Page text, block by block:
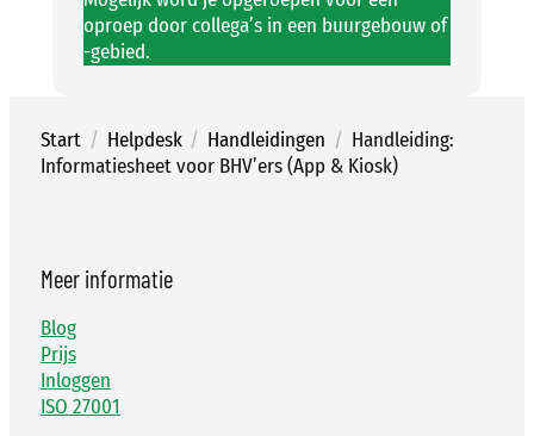
oproep door collega’s in een buurgebouw of
-gebied.
Start / Helpdesk / Handleidingen / Handleiding:
Informatiesheet voor BHV’ers (App & Kiosk)
Meer informatie
Blog
Prijs
Inloggen
ISO 27001